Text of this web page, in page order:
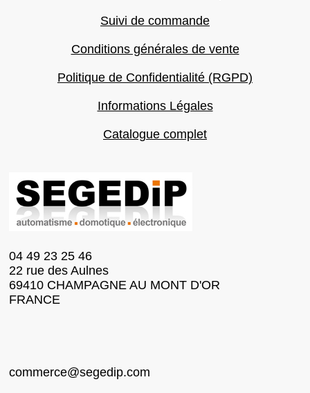
Suivi de commande
Conditions générales de vente
Politique de Confidentialité (RGPD)
Informations Légales
Catalogue complet
04 49 23 25 46
22 rue des Aulnes
69410 CHAMPAGNE AU MONT D'OR
FRANCE
commerce@segedip.com